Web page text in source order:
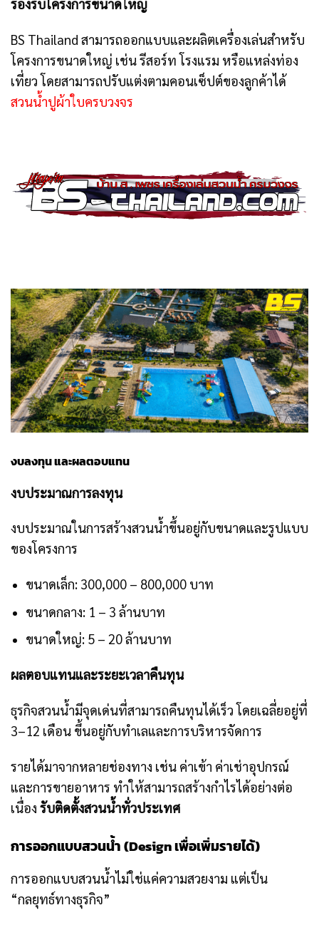
รองรับโครงการขนาดใหญ่
BS Thailand สามารถออกแบบและผลิตเครื่องเล่นสำหรับ
โครงการขนาดใหญ่ เช่น รีสอร์ท โรงแรม หรือแหล่งท่อง
เที่ยว โดยสามารถปรับแต่งตามคอนเซ็ปต์ของลูกค้าได้
สวนน้ำปูผ้าใบครบวงจร
งบลงทุน และผลตอบแทน
งบประมาณการลงทุน
งบประมาณในการสร้างสวนน้ำขึ้นอยู่กับขนาดและรูปแบบ
ของโครงการ
ขนาดเล็ก: 300,000 – 800,000 บาท
ขนาดกลาง: 1 – 3 ล้านบาท
ขนาดใหญ่: 5 – 20 ล้านบาท
ผลตอบแทนและระยะเวลาคืนทุน
ธุรกิจสวนน้ำมีจุดเด่นที่สามารถคืนทุนได้เร็ว โดยเฉลี่ยอยู่ที่
3–12 เดือน ขึ้นอยู่กับทำเลและการบริหารจัดการ
รายได้มาจากหลายช่องทาง เช่น ค่าเข้า ค่าเช่าอุปกรณ์
และการขายอาหาร ทำให้สามารถสร้างกำไรได้อย่างต่อ
เนื่อง รับติดตั้งสวนน้ำทั่วประเทศ
การออกแบบสวนน้ำ (Design เพื่อเพิ่มรายได้)
การออกแบบสวนน้ำไม่ใช่แค่ความสวยงาม แต่เป็น
“กลยุทธ์ทางธุรกิจ”